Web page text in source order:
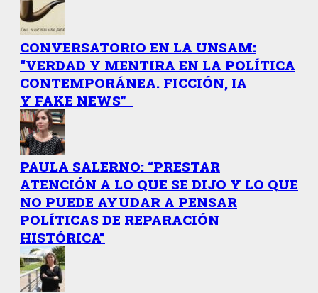
CONVERSATORIO EN LA UNSAM:
“VERDAD Y MENTIRA EN LA POLÍTICA
CONTEMPORÁNEA. FICCIÓN, IA
Y FAKE NEWS”
PAULA SALERNO: “PRESTAR
ATENCIÓN A LO QUE SE DIJO Y LO QUE
NO PUEDE AYUDAR A PENSAR
POLÍTICAS DE REPARACIÓN
HISTÓRICA”